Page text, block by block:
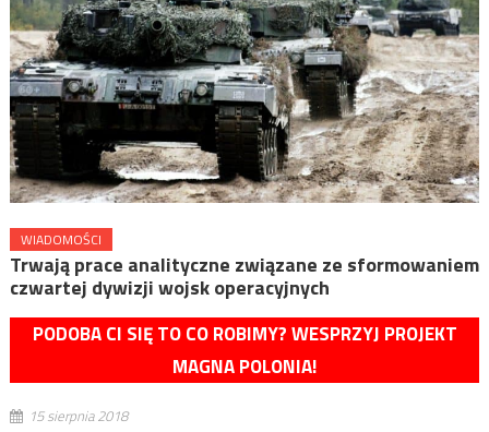
WIADOMOŚCI
Trwają prace analityczne związane ze sformowaniem
czwartej dywizji wojsk operacyjnych
PODOBA CI SIĘ TO CO ROBIMY? WESPRZYJ PROJEKT
MAGNA POLONIA!
15 sierpnia 2018